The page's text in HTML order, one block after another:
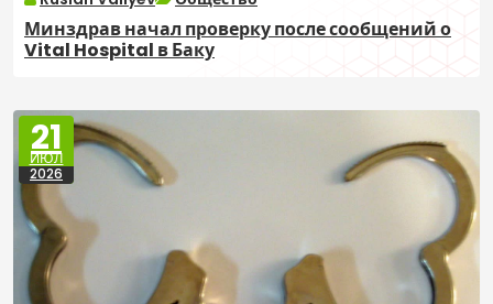
Минздрав начал проверку после сообщений о
Vital Hospital в Баку
21
ИЮЛ
2026